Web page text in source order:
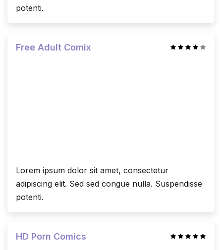
potenti.
Free Adult Comix
Lorem ipsum dolor sit amet, consectetur
adipiscing elit. Sed sed congue nulla. Suspendisse
potenti.
HD Porn Comics